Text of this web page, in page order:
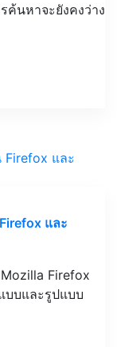
นหาจะยังคงว่าง
และ
Firefox
บบและรูปแบบ